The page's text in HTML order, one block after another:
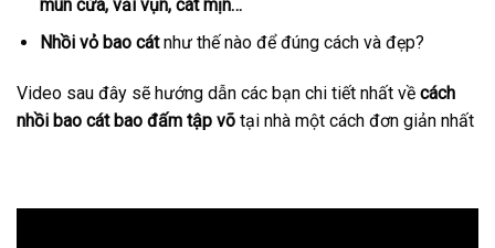
mùn cửa, vải vụn, cát mịn…
Nhồi vỏ bao cátnhư thế nào để đúng cách và đẹp?
Video sau đây sẽ hướng dẫn các bạn chi tiết nhất về cách
nhồi bao cát bao đấm tập võ tại nhà một cách đơn giản nhất